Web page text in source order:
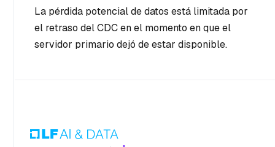
La pérdida potencial de datos está limitada por
el retraso del CDC en el momento en que el
servidor primario dejó de estar disponible.